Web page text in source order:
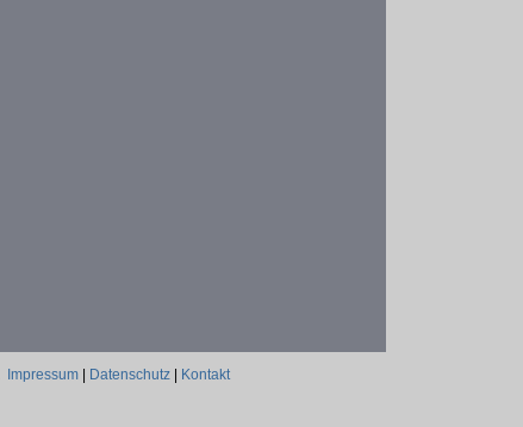
Impressum| Datenschutz| Kontakt